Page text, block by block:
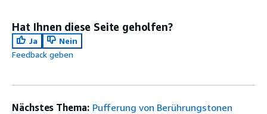
Hat Ihnen diese Seite geholfen?
Ja
Nein
Feedback geben
Nächstes Thema: Pufferung von Berührungstonen